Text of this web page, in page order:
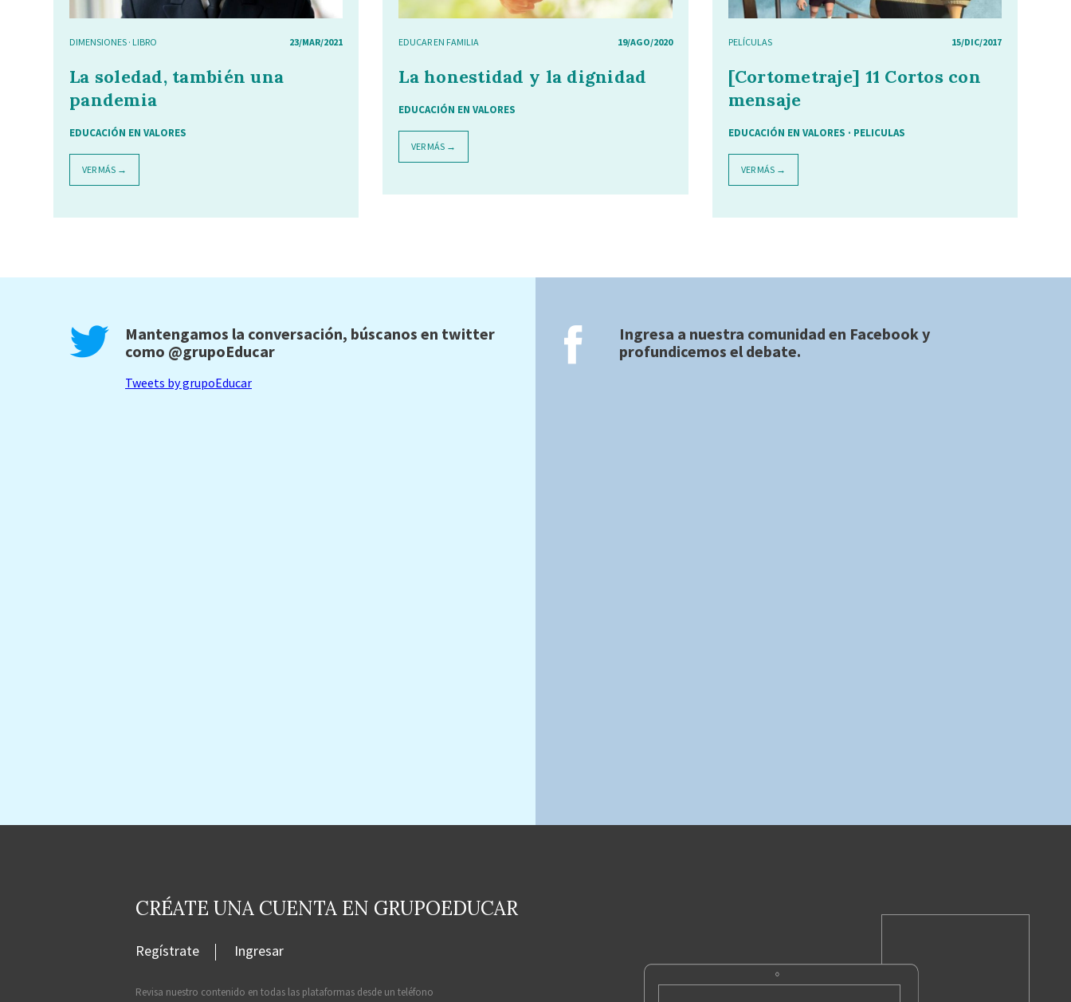
DIMENSIONES · LIBRO 23/MAR/2021
La soledad, también una
pandemia
EDUCACIÓN EN VALORES
VER MÁS →
EDUCAR EN FAMILIA 19/AGO/2020
La honestidad y la dignidad
EDUCACIÓN EN VALORES
VER MÁS →
PELÍCULAS 15/DIC/2017
[Cortometraje] 11 Cortos con
mensaje
EDUCACIÓN EN VALORES · PELICULAS
VER MÁS →
Mantengamos la conversación, búscanos en twitter
como @grupoEducar
Tweets by grupoEducar
Ingresa a nuestra comunidad en Facebooky
profundicemos el debate.
CRÉATE UNA CUENTA EN GRUPOEDUCAR
Regístrate Ingresar
Revisa nuestro contenido en todas las plataformas desde un teléfono